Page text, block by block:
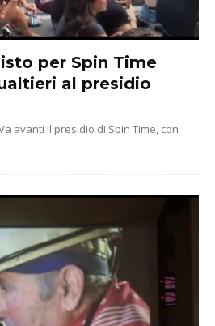
per Spin Time
al presidio
avanti il presidio di Spin Time, con